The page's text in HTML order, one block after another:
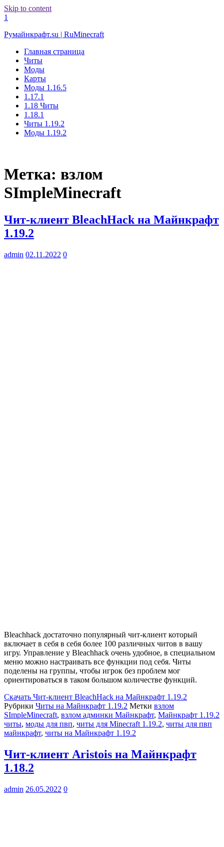
Skip to content
1
Румайнкрафт.su | RuMinecraft
Главная страница
Читы
Моды
Карты
Моды 1.16.5
1.17.1
1.18 Читы
1.18.1
Читы 1.19.2
Моды 1.19.2
Метка: взлом
SImpleMinecraft
Чит-клиент BleachHack на Майнкрафт
1.19.2
admin 02.11.2022 0
Bleachhack достаточно популярный чит-клиент который
включает в себя в себя более 100 различных читов в вашу
игру. Управление у Bleachhack очень удобное, в специальном
меню можно настраивать все функции под себя. Читы
поделены на группы, чтобы игрок без проблем мог
ориентироваться в таком большом количестве функций.
Скачать Чит-клиент BleachHack на Майнкрафт 1.19.2
Рубрики Читы на Майнкрафт 1.19.2 Метки взлом
SImpleMinecraft, взлом админки Майнкрафт, Майнкрафт 1.19.2
читы, моды для пвп, читы для Minecraft 1.19.2, читы для пвп
майнкрафт, читы на Майнкрафт 1.19.2
Чит-клиент Aristois на Майнкрафт
1.18.2
admin 26.05.2022 0